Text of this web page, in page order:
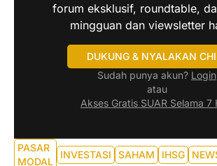
forum eksklusif, roundtable,
mingguan dan viewsletter
DUKUNG & NYALAKAN
Sudah punya akun? Login
atau
Akses Gratis SUAR Selama 7
PASAR
MODAL
INVESTASI SAHAM IHSG